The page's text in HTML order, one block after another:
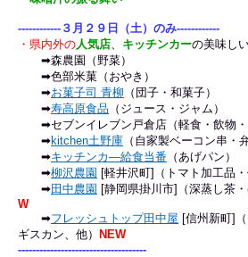
------------３月２９日（土）のみ------------
・県内外の 人気店 キッチンカーの美味し
➡森農園（野菜）
➡色部米菓（おやき）
➡お菓子司 青柳 （団子・和菓子）
➡寿高原食品 （ジュース・ジャム）
➡セブンイレブン戸倉店（軽食・飲物・
➡kitchen土野庫 （自家製ベーコン串・
➡キッチンカ―給食当番 （あげパン）
➡柳沢農園 [軽井沢町]（トマト加工品・
➡田中農園 [静岡県掛川市]（深蒸し茶
W
➡フレッシュトップ田中屋 [信州新町]
ギスカン、他）
NEW
------------------------------------